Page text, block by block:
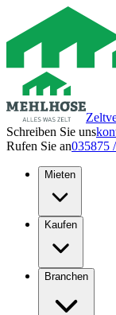
Schreiben Sie uns
Rufen Sie an035875
Mieten
Kaufen
Branchen